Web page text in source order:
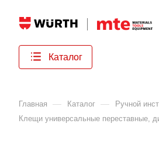
Каталог
Главная — Каталог — Ручной
Клещи универсальные переставные,